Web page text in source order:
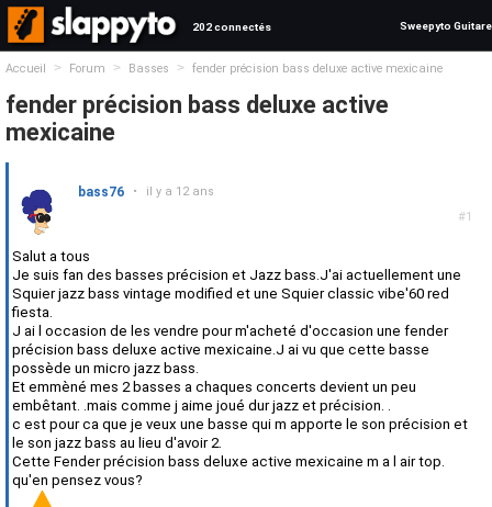
202 connectés Sweepyto Guitare
Accueil > Forum > Basses > fender précision bass deluxe active mexicaine
fender précision bass deluxe active
mexicaine
#1
bass76 • il y a 12 ans
Salut a tous
Je suis fan des basses précision et Jazz bass.J'ai actuellement une
Squier jazz bass vintage modified et une Squier classic vibe'60 red
fiesta.
J ai l occasion de les vendre pour m'acheté d'occasion une fender
précision bass deluxe active mexicaine.J ai vu que cette basse
possède un micro jazz bass.
Et emmèné mes 2 basses a chaques concerts devient un peu
embêtant. .mais comme j aime joué dur jazz et précision. .
c est pour ca que je veux une basse qui m apporte le son précision et
le son jazz bass au lieu d'avoir 2.
Cette Fender précision bass deluxe active mexicaine m a l air top.
qu'en pensez vous?